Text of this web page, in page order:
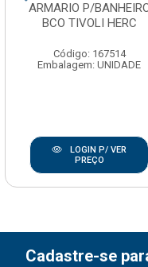
ARMARIO P/
BCO TIVOLI HERC
Código: 167514
Embalagem: UNIDADE
LOGIN P/ VER
PREÇO
Cadastre-se